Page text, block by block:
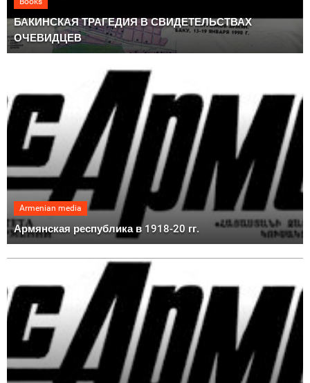
БАКИНСКАЯ ТРАГЕДИЯ В СВИДЕТЕЛЬСТВАХ
ОЧЕВИДЦЕВ
Armenian media
Армянская республика в 1918-20 гг.